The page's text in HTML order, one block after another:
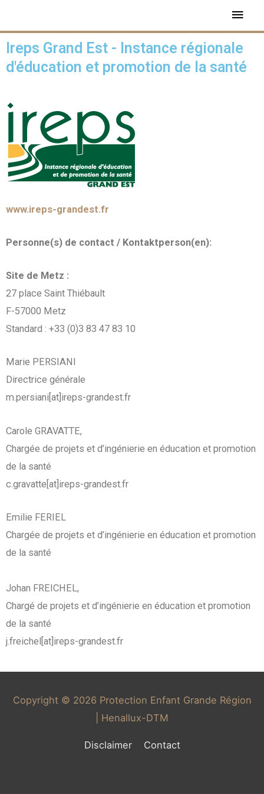
Ireps Grand Est - Instance régionale
d'éducation et promotion de la santé
www.ireps-grandest.fr
Personne(s) de contact / Kontaktperson(en):
Site de Metz :
27 place Saint Thiébault
F-57000 Metz
Standard : +33 (0)3 83 47 83 10
Marie PERSIANI
Directrice générale
m.persiani[at]ireps-grandest.fr
Carole GRAVATTE,
Chargée de projets et d’ingénierie en éducation et promotion
de la santé
c.gravatte[at]ireps-grandest.fr
Emilie FERIEL
Chargée de projets et d’ingénierie en éducation et promotion
de la santé
Johan FREICHEL,
Chargé de projets et d’ingénierie en éducation et promotion
de la santé
j.freichel[at]ireps-grandest.fr
Copyright © 2026 Protection Enfant Grande Région
| Henallux-DTM
Disclaimer Contact